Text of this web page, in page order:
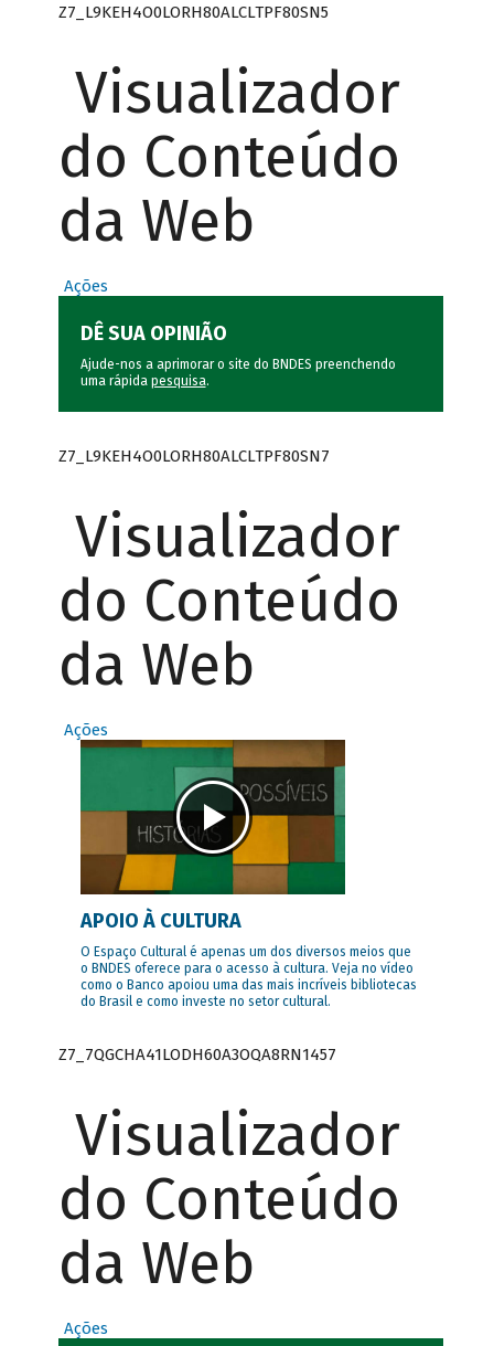
Z7_L9KEH4O0LORH80ALCLTPF80SN5
Visualizador
do Conteúdo
da Web
Ações
DÊ SUA OPINIÃO
Ajude-nos a aprimorar o site do BNDES preenchendo
uma rápida pesquisa.
Z7_L9KEH4O0LORH80ALCLTPF80SN7
Visualizador
do Conteúdo
da Web
Ações
APOIO À CULTURA
O Espaço Cultural é apenas um dos diversos meios que
o BNDES oferece para o acesso à cultura. Veja no vídeo
como o Banco apoiou uma das mais incríveis bibliotecas
do Brasil e como investe no setor cultural.
Z7_7QGCHA41LODH60A3OQA8RN1457
Visualizador
do Conteúdo
da Web
Ações